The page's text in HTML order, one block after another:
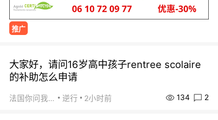
推广
大家好，请问16岁高中孩子rentree scolaire
的补助怎么申请
法国你问我答 逆行 2小时前 134 2